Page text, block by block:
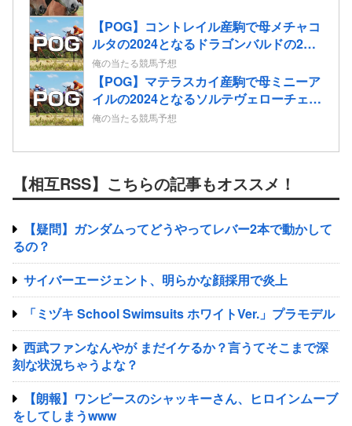
【POG】コントレイル産駒で母メチャコ
ルタの2024となるドラゴンバルドの2歳
情報
俺の当たる競馬予想
【POG】マテラスカイ産駒で母ミニーア
イルの2024となるソルテヴェローチェの
2歳情報
俺の当たる競馬予想
【相互RSS】こちらの記事もオススメ！
【疑問】ガンダムってどうやってレバー2本で動かして
るの？
サイバーエージェント、明らかな顔採用で炎上
「ミヅキ School Swimsuits ホワイトVer.」プラモデル
西武ファンなんやが まだイケるか？言うてそこまで深
刻な状況ちゃうよな？
【朗報】ワンピースのシャッキーさん、ヒロインムーブ
をしてしまうwww